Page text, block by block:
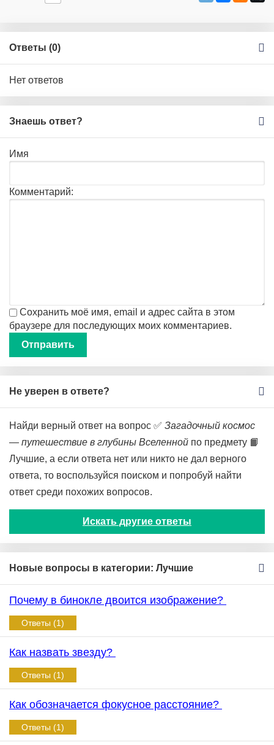
Ответы (0)
Нет ответов
Знаешь ответ?
Имя
Комментарий:
Сохранить моё имя, email и адрес сайта в этом
браузере для последующих моих комментариев.
Не уверен в ответе?
Найди верный ответ на вопрос ✅ Загадочный космос
— путешествие в глубины Вселенной по предмету 📙
Лучшие, а если ответа нет или никто не дал верного
ответа, то воспользуйся поиском и попробуй найти
ответ среди похожих вопросов.
Искать другие ответы
Новые вопросы в категории: Лучшие
Почему в бинокле двоится изображение?
Ответы (1)
Как назвать звезду?
Ответы (1)
Как обозначается фокусное расстояние?
Ответы (1)